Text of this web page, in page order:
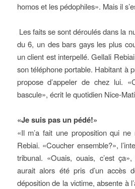
homos et les pédophiles». Mais il
Les faits se sont déroulés dans la
du 6, un des bars gays les plus
un client est interpellé. Gellali
son téléphone portable. Habitant à
propose d’appeler de chez lui.
bascule», écrit le quotidien Nice-
«Je suis pas un pédé!»
«Il m’a fait une proposition qui ne
Rebiai. «Coucher ensemble?»,
tribunal. «Ouais, ouais, c’est
aurait alors été pris d’un accès
déposition de la victime, absente à